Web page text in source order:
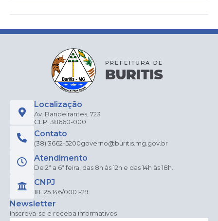
Localização
Av. Bandeirantes, 723
CEP: 38660-000
Contato
(38) 3662-5200governo@buritis.mg.gov.br
Atendimento
De 2ª a 6ª feira, das 8h às 12h e das 14h às 18h.
CNPJ
18.125.146/0001-29
Newsletter
Inscreva-se e receba informativos